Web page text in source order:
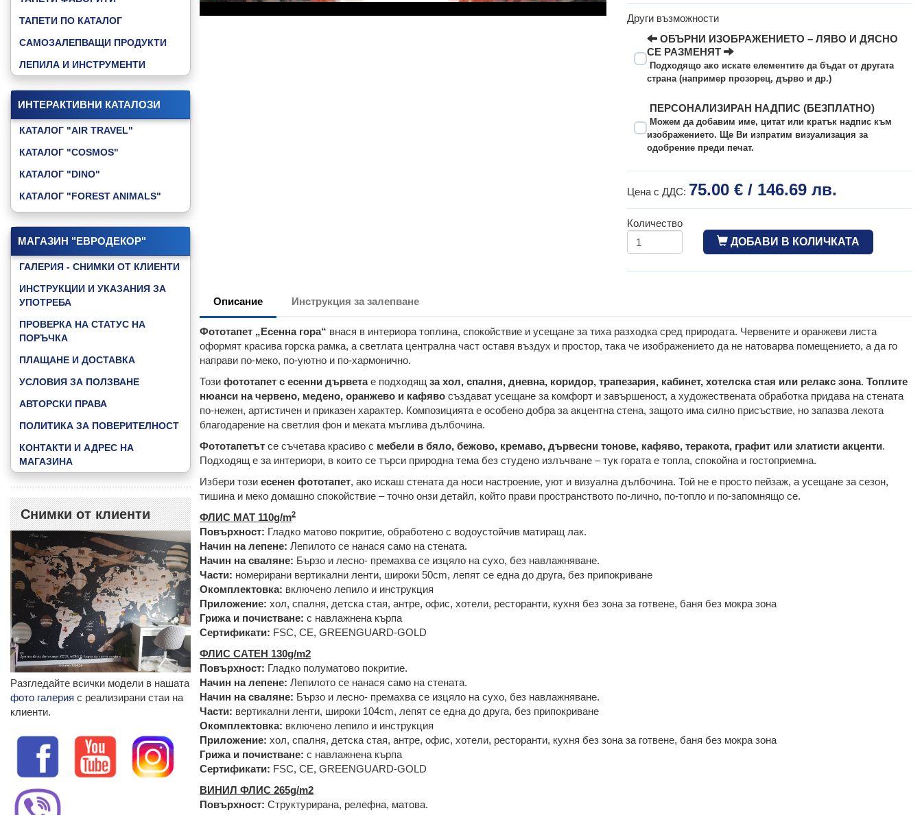
ТАПЕТИ ПО КАТАЛОГ
САМОЗАЛЕПВАЩИ ПРОДУКТИ
ЛЕПИЛА И ИНСТРУМЕНТИ
ИНТЕРАКТИВНИ КАТАЛОЗИ
КАТАЛОГ "AIR TRAVEL"
КАТАЛОГ "COSMOS"
КАТАЛОГ "DINO"
КАТАЛОГ "FOREST ANIMALS"
КАТАЛОГ "GOOD NIGHT BABY"
КАТАЛОГ "JUNGLE ANIMALS"
КАТАЛОГ "LITTLE FRIENDS"
КАТАЛОГ "MUSIC & DANCE"
КАТАЛОГ "SKY"
ВИЖ ВСИЧКИ КАТАЛОЗИ »
МАГАЗИН "ЕВРОДЕКОР"
ГАЛЕРИЯ - СНИМКИ ОТ КЛИЕНТИ
ИНСТРУКЦИИ И УКАЗАНИЯ ЗА
УПОТРЕБА
ПРОВЕРКА НА СТАТУС НА
ПОРЪЧКА
ПЛАЩАНЕ И ДОСТАВКА
УСЛОВИЯ ЗА ПОЛЗВАНЕ
АВТОРСКИ ПРАВА
ПОЛИТИКА ЗА ПОВЕРИТЕЛНОСТ
КОНТАКТИ И АДРЕС НА
МАГАЗИНА
Снимки от клиенти
Разгледайте всички модели в нашата
фото галерия с реализирани стаи на
клиенти.
Други възможности
ОБЪРНИ ИЗОБРАЖЕНИЕТО – ЛЯВО И ДЯСНО
СЕ РАЗМЕНЯТ
Подходящо ако искате елементите да бъдат от другата
страна (например прозорец, дърво и др.)
ПЕРСОНАЛИЗИРАН НАДПИС (БЕЗПЛАТНО)
Можем да добавим име, цитат или кратък надпис към
изображението. Ще Ви изпратим визуализация за
одобрение преди печат.
Цена с ДДС: 75.00 € / 146.69 лв.
Количество
ДОБАВИ В КОЛИЧКАТА
Описание Инструкция за залепване
Фототапет „Есенна гора“ внася в интериора топлина, спокойствие и усещане за тиха разходка сред природата. Червените и оранжеви листа
оформят красива горска рамка, а светлата централна част оставя въздух и простор, така че изображението да не натоварва помещението, а да го
направи по-меко, по-уютно и по-хармонично.
Този фототапет с есенни дърветае подходящ за хол, спалня, дневна, коридор, трапезария, кабинет, хотелска стая или релакс зона. Топлите
нюанси на червено, медено, оранжево и кафяво създават усещане за комфорт и завършеност, а художествената обработка придава на стената
по-нежен, артистичен и приказен характер. Композицията е особено добра за акцентна стена, защото има силно присъствие, но запазва лекота
благодарение на светлия фон и меката мъглива дълбочина.
Фототапетътсе съчетава красиво с мебели в бяло, бежово, кремаво, дървесни тонове, кафяво, теракота, графит или златисти акценти.
Подходящ е за интериори, в които се търси природна тема без студено излъчване – тук гората е топла, спокойна и гостоприемна.
Избери този есенен фототапет, ако искаш стената да носи настроение, уют и визуална дълбочина. Той не е просто пейзаж, а усещане за сезон,
тишина и меко домашно спокойствие – точно онзи детайл, който прави пространството по-лично, по-топло и по-запомнящо се.
ФЛИС МАТ 110g/m2
Повърхност: Гладко матово покритие, обработено с водоустойчив матиращ лак.
Начин на лепене: Лепилото се нанася само на стената.
Начин на сваляне: Бързо и лесно- премахва се изцяло на сухо, без навлажняване.
Части: номерирани вертикални ленти, широки 50cm, лепят се една до друга, без припокриване
Окомплектовка: включено лепило и инструкция
Приложение: хол, спалня, детска стая, антре, офис, хотели, ресторанти, кухня без зона за готвене, баня без мокра зона
Грижа и почистване: с навлажнена кърпа
Сертификати: FSC, CE, GREENGUARD-GOLD
ФЛИС САТЕН 130g/m2
Повърхност: Гладко полуматово покритие.
Начин на лепене: Лепилото се нанася само на стената.
Начин на сваляне: Бързо и лесно- премахва се изцяло на сухо, без навлажняване.
Части: вертикални ленти, широки 104cm, лепят се една до друга, без припокриване
Окомплектовка: включено лепило и инструкция
Приложение: хол, спалня, детска стая, антре, офис, хотели, ресторанти, кухня без зона за готвене, баня без мокра зона
Грижа и почистване: с навлажнена кърпа
Сертификати: FSC, CE, GREENGUARD-GOLD
ВИНИЛ ФЛИС 265g/m2
Повърхност: Структурирана, релефна, матова.